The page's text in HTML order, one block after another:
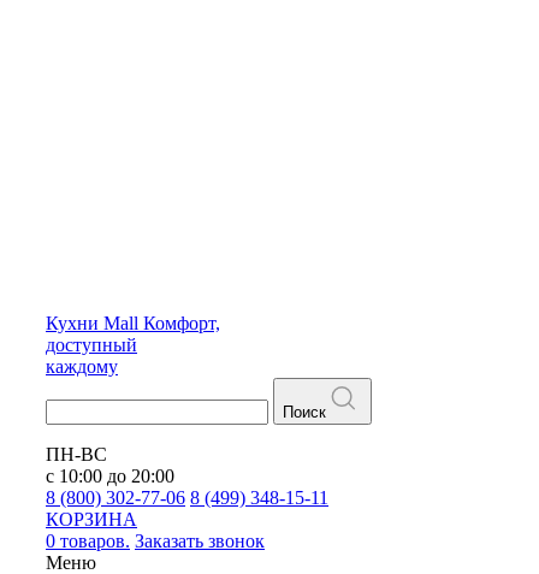
Кухни Mall Комфорт,
доступный
каждому
Поиск
ПН-ВС
с 10:00 до 20:00
8 (800) 302-77-06 8 (499) 348-15-11
КОРЗИНА
0 товаров. Заказать звонок
Меню